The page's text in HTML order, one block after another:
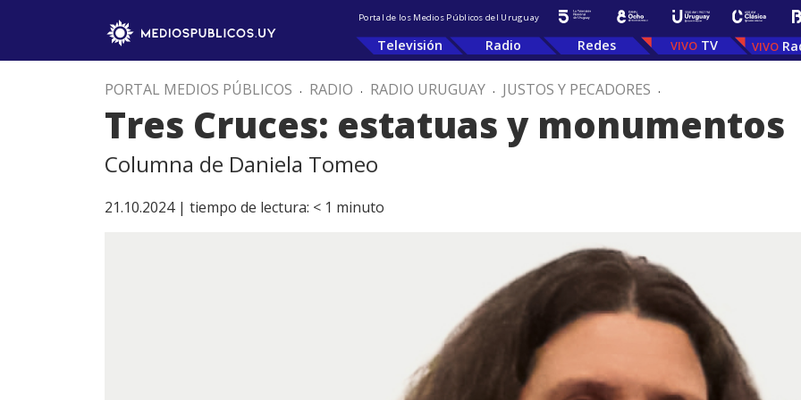
Portal de los Medios Públicos del Uruguay
Televisión Radio Redes TV
PORTAL MEDIOS PÚBLICOS . RADIO . RADIO URUGUAY . JUSTOS Y PECADORES .
Tres Cruces: estatuas y monumentos
Columna de Daniela Tomeo
21.10.2024 | tiempo de lectura: < 1 minuto